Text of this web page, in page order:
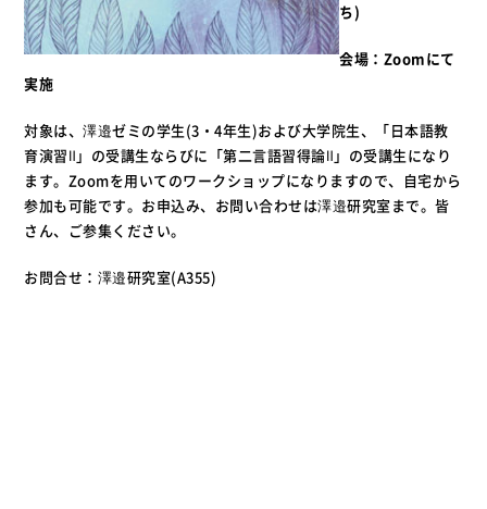
ち)
会場：Zoomにて
実施
対象は、澤邉ゼミの学生(3・4年生)および大学院生、「日本語教
育演習Ⅱ」の受講生ならびに「第二言語習得論Ⅱ」の受講生になり
ます。Zoomを用いてのワークショップになりますので、自宅から
参加も可能です。お申込み、お問い合わせは澤邉研究室まで。皆
さん、ご参集ください。
お問合せ：澤邉研究室(A355)